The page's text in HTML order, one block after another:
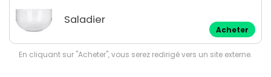
Saladier
Acheter
En cliquant sur "Acheter", vous serez redirigé vers un site externe.